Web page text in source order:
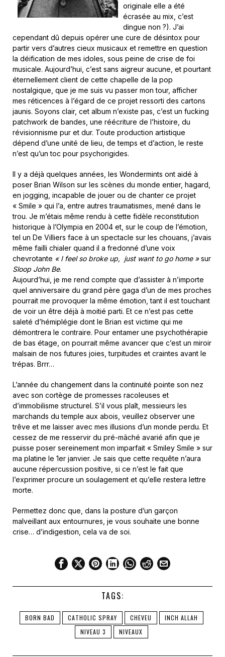
originale elle a été
écrasée au mix, c’est
dingue non ?). J’ai
cependant dû depuis opérer une cure de désintox pour
partir vers d’autres cieux musicaux et remettre en question
la déification de mes idoles, sous peine de crise de foi
musicale. Aujourd’hui, c’est sans aigreur aucune, et pourtant
éternellement client de cette chapelle de la pop
nostalgique, que je me suis vu passer mon tour, afficher
mes réticences à l’égard de ce projet ressorti des cartons
jaunis. Soyons clair, cet album n’existe pas, c’est un fucking
patchwork de bandes, une réécriture de l’histoire, du
révisionnisme pur et dur. Toute production artistique
dépend d’une unité de lieu, de temps et d’action, le reste
n’est qu’un toc pour psychorigides.
Il y a déjà quelques années, les Wondermints ont aidé à
poser Brian Wilson sur les scènes du monde entier, hagard,
en jogging, incapable de jouer ou de chanter ce projet
« Smile » qui l’a, entre autres traumatismes, mené dans le
trou. Je m’étais même rendu à cette fidèle reconstitution
historique à l’Olympia en 2004 et, sur le coup de l’émotion,
tel un De Villiers face à un spectacle sur les chouans, j’avais
même failli chialer quand il a fredonné d’une voix
chevrotante « I feel so broke up, just want to go home »sur
Sloop John Be.
Aujourd’hui, je me rend compte que d’assister à n’importe
quel anniversaire du grand père gaga d’un de mes proches
pourrait me provoquer la même émotion, tant il est touchant
de voir un être déjà à moitié parti. Et ce n’est pas cette
saleté d’hémiplégie dont le Brian est victime qui me
démontrera le contraire. Pour entamer une psychothérapie
de bas étage, on pourrait même avancer que c’est un miroir
malsain de nos futures joies, turpitudes et craintes avant le
trépas. Brrr…
L’année du changement dans la continuité pointe son nez
avec son cortège de promesses racoleuses et
d’immobilisme structurel. S’il vous plaît, messieurs les
marchands du temple aux abois, veuillez observer une
trêve et me laisser avec mes illusions d’un monde perdu. Et
cessez de me resservir du pré-mâché avarié afin que je
puisse poser sereinement mon imparfait « Smiley Smile » sur
ma platine le 1er janvier. Je sais que cette requête n’aura
aucune répercussion positive, si ce n’est le fait que
l’exprimer procure un soulagement et qu’elle restera lettre
morte.
Permettez donc que, dans la posture d’un garçon
malveillant aux entournures, je vous souhaite une bonne
crise… d’indigestion, cela va de soi.
TAGS:
BORN BAD CATHOLIC SPRAY CHEVEU
INCH ALLAH
NIVEAU 3
NIVEAUX